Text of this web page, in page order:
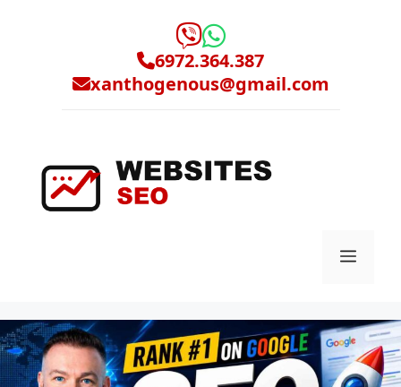
6972.364.387
xanthogenous@gmail.com